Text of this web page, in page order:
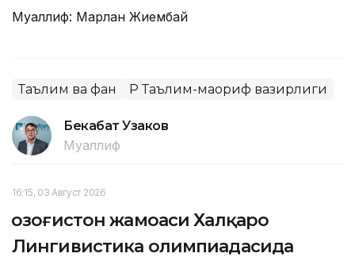
Муаллиф: Марлан Жиембай
Таълим ва фан ҚР Таълим-маориф вазирлиги
Бекабат Узаков
Муаллиф
16:15, 03 Август 2026
Қозоғистон жамоаси Халқаро
Лингивистика олимпиадасида